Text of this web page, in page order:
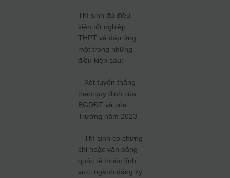
Thí sinh đủ điều
kiện tốt nghiệp
THPT và đáp ứng
một trong những
điều kiện sau:
– Xét tuyển thẳng
theo quy định của
BGDĐT và của
Trường năm 2023
– Thí sinh có chứng
chỉ hoặc văn bằng
quốc tế thuộc lĩnh
vực, ngành đăng ký